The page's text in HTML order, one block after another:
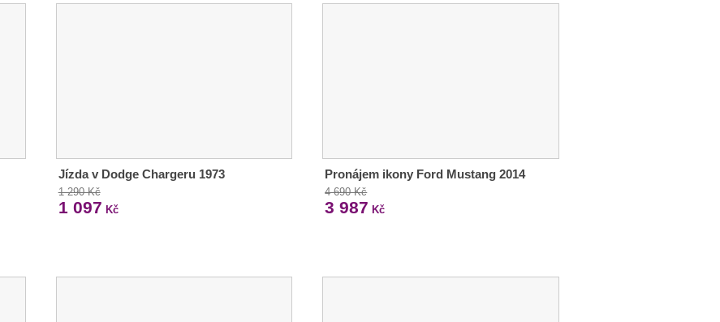
Jízda v Dodge Chargeru 1973
1 290 Kč
1 097 Kč
Pronájem ikony Ford Mustang 2014
4 690 Kč
3 987 Kč